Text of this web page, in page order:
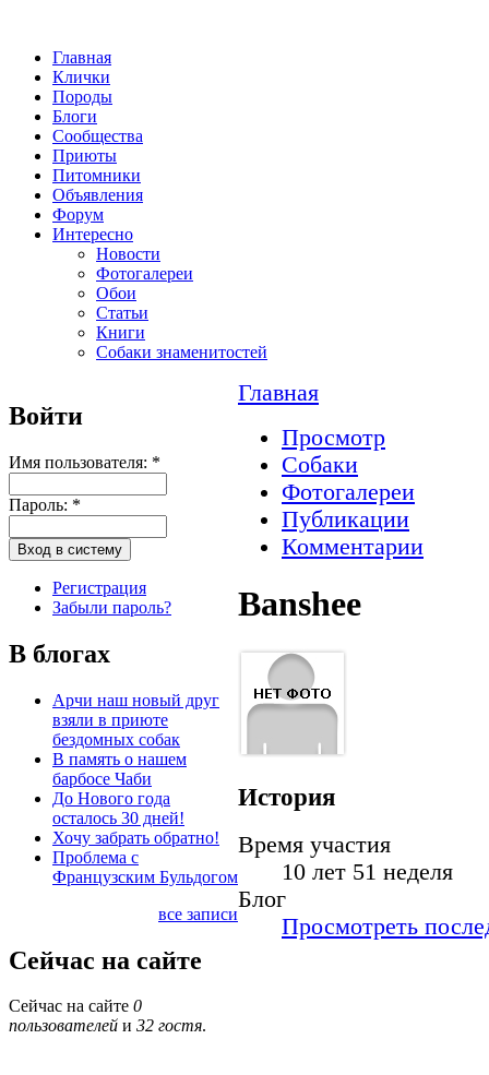
Главная
Клички
Породы
Блоги
Сообщества
Приюты
Питомники
Объявления
Форум
Интересно
Новости
Фотогалереи
Обои
Статьи
Книги
Собаки знаменитостей
Войти
Имя пользователя: *
Пароль: *
Регистрация
Забыли пароль?
В блогах
Арчи наш новый друг
взяли в приюте
бездомных собак
В память о нашем
барбосе Чаби
До Нового года
осталось 30 дней!
Хочу забрать обратно!
Проблема с
Французским Бульдогом
все записи
Сейчас на сайте
Сейчас на сайте 0
пользователей и 32 гостя.
Главная
Просмотр
Собаки
Фотогалереи
Публикации
Комментарии
Banshee
История
Время участия
10 лет 51 неделя
Блог
Просмотреть